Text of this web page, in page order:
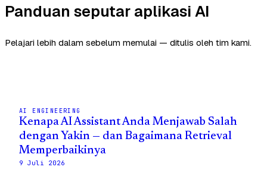
Panduan seputar aplikasi AI
Pelajari lebih dalam sebelum memulai — ditulis oleh tim kami.
AI ENGINEERING
Kenapa AI Assistant Anda Menjawab Salah
dengan Yakin — dan Bagaimana Retrieval
Memperbaikinya
9 Juli 2026